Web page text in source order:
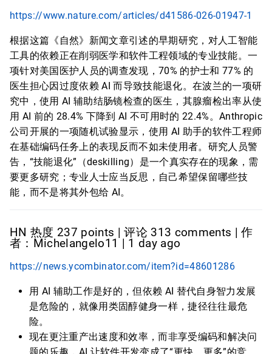
https://www.nature.com/articles/d41586-026-01947-1
根据这篇《自然》新闻文章引述的早期研究，对人工智能
工具的依赖正在削弱医学和软件工程领域的专业技能。一
项针对美国医护人员的调查发现，70% 的护士和 77% 的
医生担心因过度依赖 AI 而导致技能退化。在波兰的一项研
究中，使用 AI 辅助结肠镜检查的医生，其腺瘤检出率从使
用 AI 前的 28.4% 下降到 AI 不可用时的 22.4%。Anthropic
公司开展的一项随机试验显示，使用 AI 助手的软件工程师
在基础编码任务上的表现反而不如未使用者。研究人员警
告，“技能退化”（deskilling）是一个真实存在的现象，需
要更多研究；专业人士应当反思，自己希望保留哪些技
能，而不是将其外包给 AI。
HN 热度 237 points | 评论 313 comments | 作
者：Michelangelo11 | 1 day ago
https://news.ycombinator.com/item?id=48601286
用 AI 辅助工作是好的，但依赖 AI 替代自身智力发展
是危险的，就像用类固醇健身一样，捷径往往最危
险。
现在更注重产出速度和效率，而非享受编码和解决问